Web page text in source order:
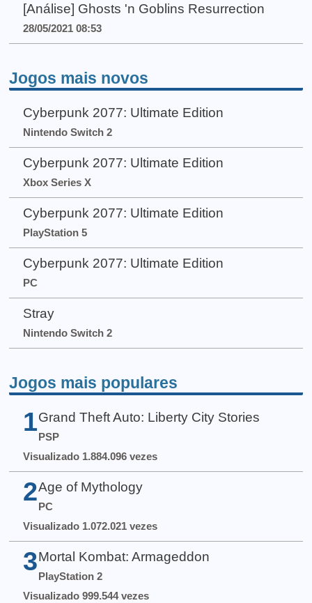
[Análise] Ghosts 'n Goblins Resurrection
28/05/2021 08:53
Jogos mais novos
Cyberpunk 2077: Ultimate Edition
Nintendo Switch 2
Cyberpunk 2077: Ultimate Edition
Xbox Series X
Cyberpunk 2077: Ultimate Edition
PlayStation 5
Cyberpunk 2077: Ultimate Edition
PC
Stray
Nintendo Switch 2
Jogos mais populares
1 Grand Theft Auto: Liberty City Stories
PSP
Visualizado 1.884.096 vezes
2 Age of Mythology
PC
Visualizado 1.072.021 vezes
3 Mortal Kombat: Armageddon
PlayStation 2
Visualizado 999.544 vezes